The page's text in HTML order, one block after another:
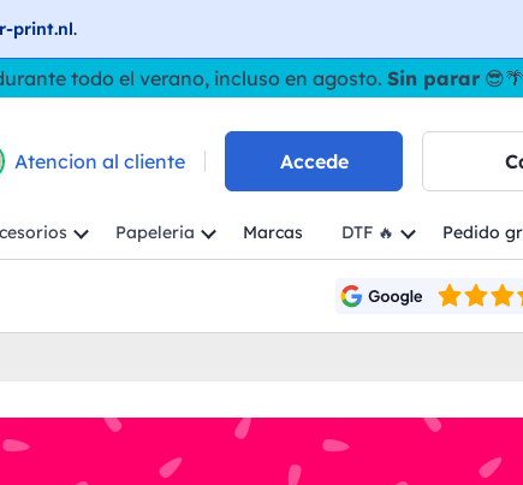
print.nl.
todo el verano, incluso en agosto. Sin parar😎🌴
Atencion al cliente Accede
Papeleria Marcas DTF 🔥 Pedido